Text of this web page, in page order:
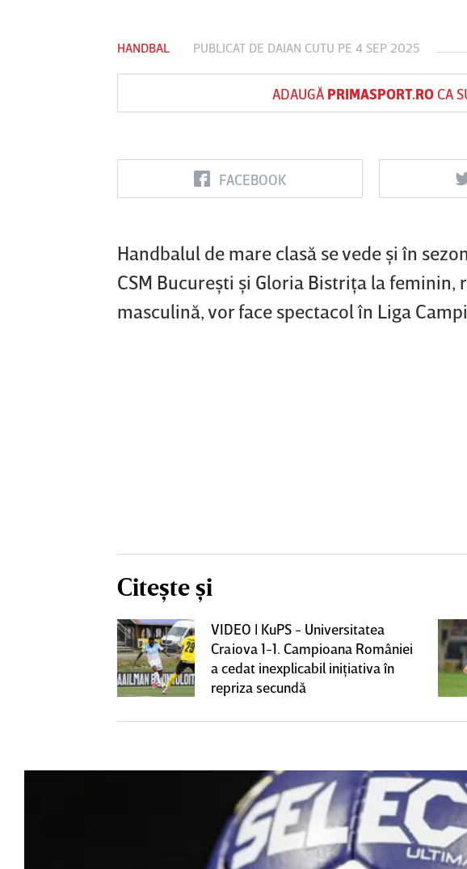
HANDBAL PUBLICAT DE DAIAN CUTU PE 4 SEP 2025
ADAUGĂ PRIMASPORT.ROCA
FACEBOOK
Handbalul de mare clasă se vede şi în
CSM Bucureşti şi Gloria Bistriţa la
masculină, vor face spectacol în Liga
Citește și
VIDEO | KuPS - Universitatea
Craiova 1-1. Campioana României
a cedat inexplicabil iniţiativa în
repriza secundă
FC Botoşani
Vs
Corvinul
Sepsi OSK Sf
Vs
FCSB